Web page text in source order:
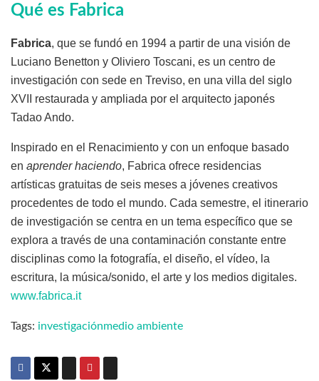
Qué es Fabrica
Fabrica, que se fundó en 1994 a partir de una visión de
Luciano Benetton y Oliviero Toscani, es un centro de
investigación con sede en Treviso, en una villa del siglo
XVII restaurada y ampliada por el arquitecto japonés
Tadao Ando.
Inspirado en el Renacimiento y con un enfoque basado
en aprender haciendo, Fabrica ofrece residencias
artísticas gratuitas de seis meses a jóvenes creativos
procedentes de todo el mundo. Cada semestre, el itinerario
de investigación se centra en un tema específico que se
explora a través de una contaminación constante entre
disciplinas como la fotografía, el diseño, el vídeo, la
escritura, la música/sonido, el arte y los medios digitales.
www.fabrica.it
Tags: investigaciónmedio ambiente